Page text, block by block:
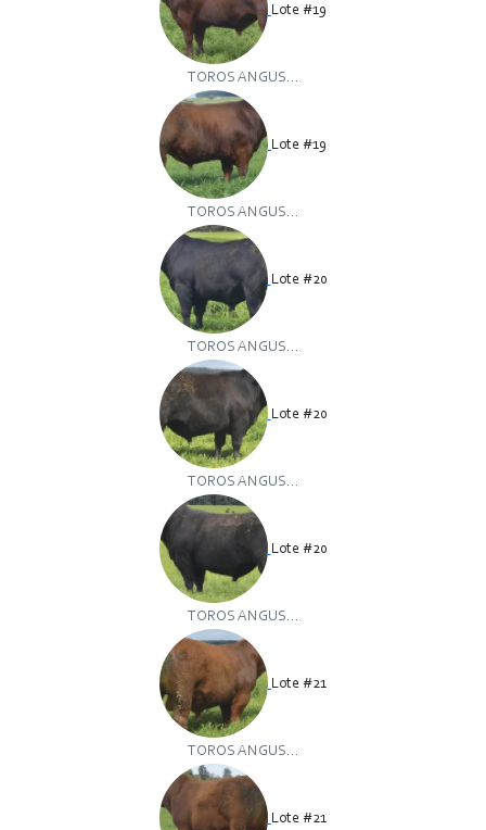
Lote #19
TOROS ANGUS...
Lote #19
TOROS ANGUS...
Lote #20
TOROS ANGUS...
Lote #20
TOROS ANGUS...
Lote #20
TOROS ANGUS...
Lote #21
TOROS ANGUS...
Lote #21